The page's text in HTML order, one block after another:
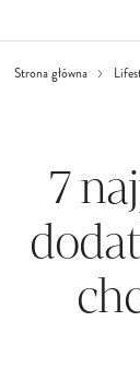
Strona główna
7